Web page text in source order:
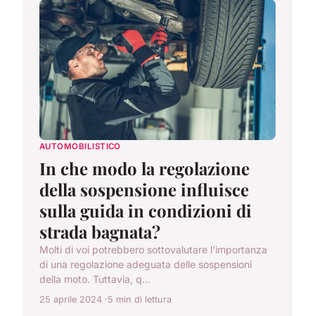
AUTOMOBILISTICO
In che modo la regolazione
della sospensione influisce
sulla guida in condizioni di
strada bagnata?
Molti di voi potrebbero sottovalutare l'importanza
di una regolazione adeguata delle sospensioni
della moto. Tuttavia, q...
25 aprile 2024 5 min di lettura